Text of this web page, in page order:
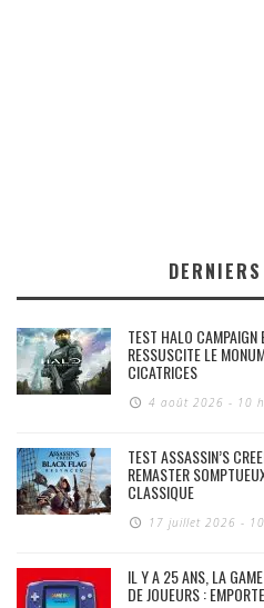
TEST HALO CAMPAIGN
RESSUSCITE LE
CICATRICES
4 août 2026 - 10
TEST ASSASSIN’S
REMASTER
CLASSIQUE
17 juillet 2026 -
IL Y A 25 ANS, LA
DE JOUEURS :